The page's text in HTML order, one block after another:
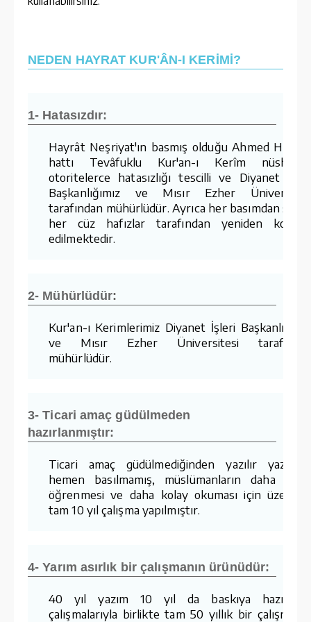
NEDEN HAYRAT KUR'ÂN-I KERİMİ?
1- Hatasızdır:
Hayrât Neşriyat'ın basmış olduğu Ahmed
hattı Tevâfuklu Kur'an-ı Kerîm
otoritelerce hatasızlığı tescilli ve Diyanet
Başkanlığımız ve Mısır Ezher
tarafından mühürlüdür. Ayrıca her basımdan
her cüz hafızlar tarafından yeniden
edilmektedir.
2- Mühürlüdür:
Kur'an-ı Kerimlerimiz Diyanet İşleri
ve Mısır Ezher Üniversitesi
mühürlüdür.
3- Ticari amaç güdülmeden
hazırlanmıştır:
Ticari amaç güdülmediğinden yazılır
hemen basılmamış, müslümanların daha
öğrenmesi ve daha kolay okuması için
tam 10 yıl çalışma yapılmıştır.
4- Yarım asırlık bir çalışmanın ürünüdür:
40 yıl yazım 10 yıl da baskıya
çalışmalarıyla birlikte tam 50 yıllık bir